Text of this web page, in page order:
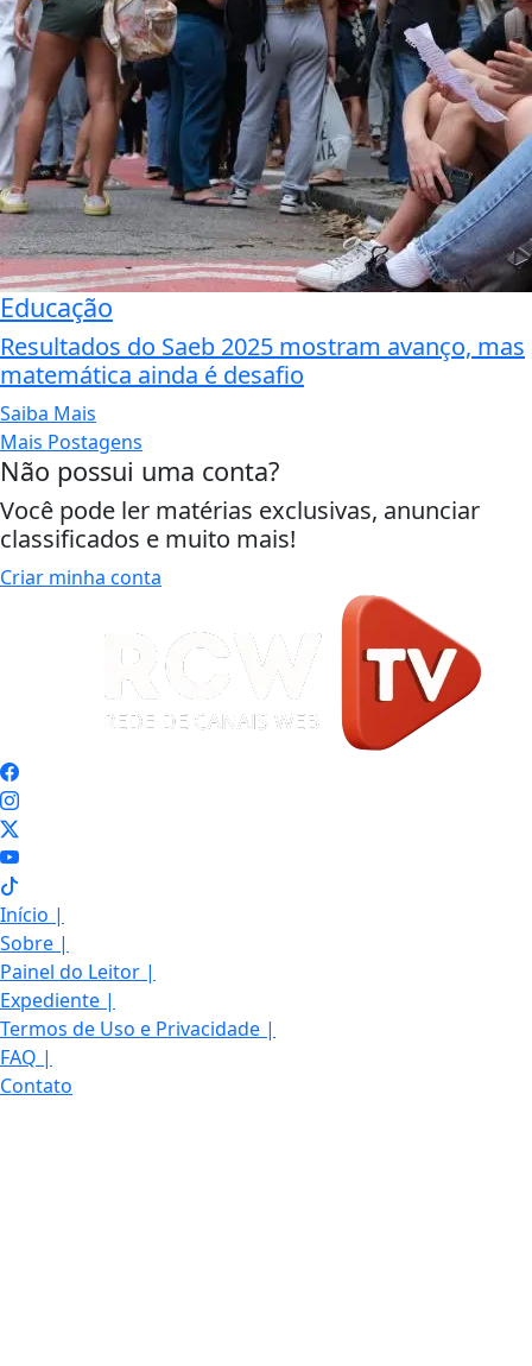
Educação
Resultados do Saeb 2025 mostram avanço, mas
matemática ainda é desafio
Saiba Mais
Mais Postagens
Não possui uma conta?
Você pode ler matérias exclusivas, anunciar
classificados e muito mais!
Criar minha conta
Início |
Sobre |
Painel do Leitor |
Expediente |
Termos de Uso e Privacidade |
FAQ |
Contato